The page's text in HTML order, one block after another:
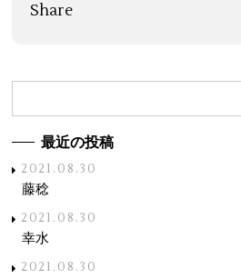
Share
最近の投稿
2021.08.30
藤稔
2021.08.30
幸水
2021.08.30